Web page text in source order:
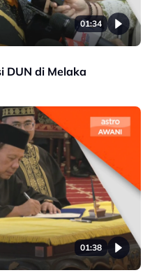
01:34
DUN di Melaka
01:38